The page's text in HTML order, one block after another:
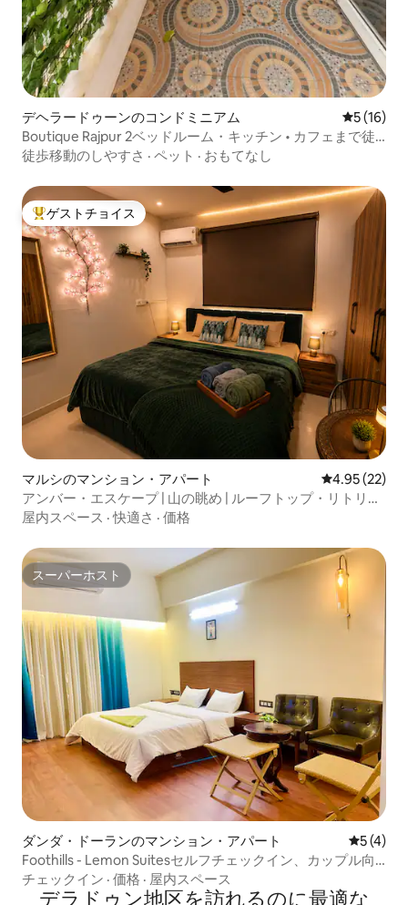
デヘラードゥーンのコンドミニアム レビュー
5 (16)
Boutique Rajpur 2ベッドルーム・キッチン • カフェまで徒
歩 • ペットOK
徒歩移動のしやすさ · ペット · おもてなし
大好評のゲストチョイスです。
ゲストチョイス
マルシのマンション・アパート レビュー22
4.95 (22)
アンバー・エスケープ | 山の眺め | ルーフトップ・リトリー
ト
屋内スペース ·快適さ · 価格
スーパーホスト
スーパーホスト
ダンダ・ドーランのマンション・アパート レビュー
5 (4)
Foothills - Lemon Suitesセルフチェックイン、カップル向
けの滞在
チェックイン · 価格 · 屋内スペース
デラドゥン地区を訪⁠れ⁠るの⁠に最⁠適⁠な